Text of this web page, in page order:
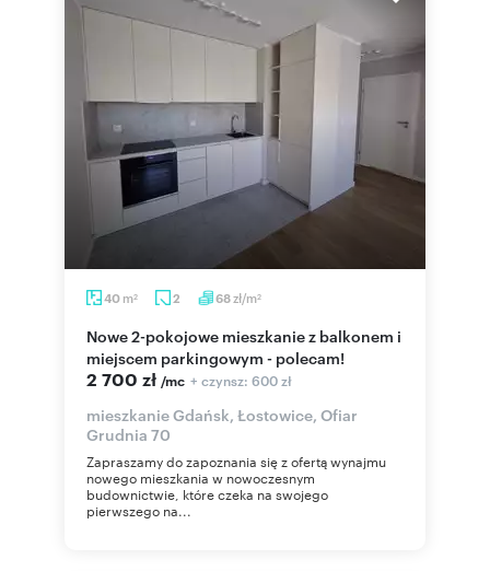
40 m2 2 68zł/m2
Nowe 2-pokojowe mieszkanie z balkonem i
miejscem parkingowym - polecam!
2 700 zł /mc + czynsz: 600 zł
mieszkanie Gdańsk, Łostowice, Ofiar
Grudnia 70
Zapraszamy do zapoznania się z ofertą wynajmu
nowego mieszkania w nowoczesnym
budownictwie, które czeka na swojego
pierwszego na...